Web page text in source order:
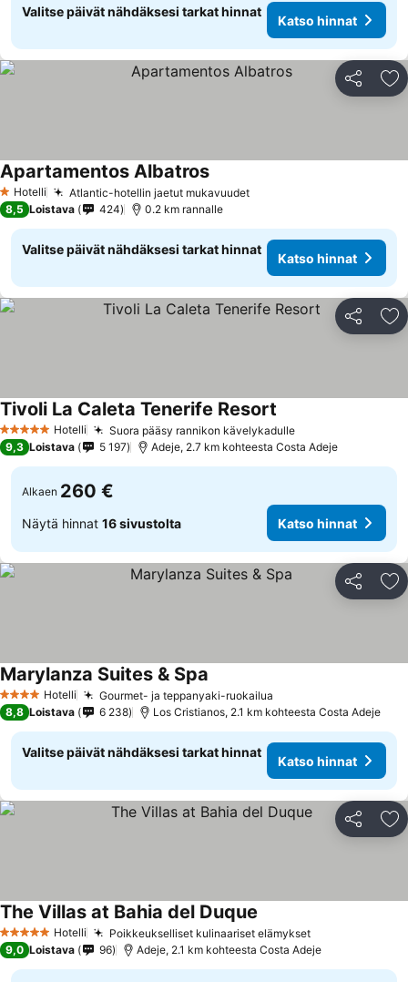
Valitse päivät nähdäksesi tarkat hinnat
Katso hinnat
Jaa
1 Tähtiluokitus
Hotelli Atlantic-hotellin jaetut mukavuudet
Apartamentos Albatros
8,5 Loistava 424 0.2 km rannalle
Valitse päivät nähdäksesi tarkat hinnat
Katso hinnat
Jaa
5 Tähtiluokitus
Hotelli Suora pääsy rannikon kävelykadulle
Tivoli La Caleta Tenerife Resort
9,3 Loistava 5 197 Adeje, 2.7 km kohteesta Costa Adeje
Alkaen 260 €
Näytä hinnat 16 sivustolta Katso hinnat
Jaa
4 Tähtiluokitus
Hotelli Gourmet- ja teppanyaki-ruokailua
Marylanza Suites & Spa
8,8 Loistava 6 238 Los Cristianos, 2.1 km kohteesta Costa Adeje
Valitse päivät nähdäksesi tarkat hinnat
Katso hinnat
Jaa
5 Tähtiluokitus
Hotelli Poikkeukselliset kulinaariset elämykset
The Villas at Bahia del Duque
9,0 Loistava 96 Adeje, 2.1 km kohteesta Costa Adeje